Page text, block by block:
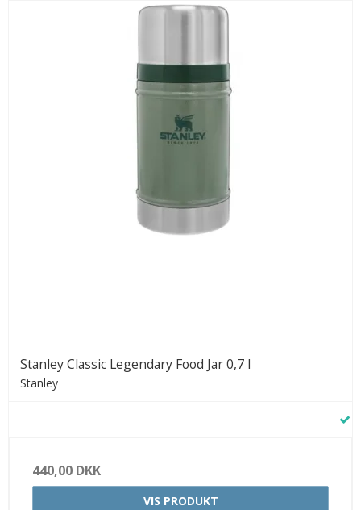
Stanley Classic Legendary Food Jar 0,7 l
Stanley
440,00 DKK
VIS PRODUKT